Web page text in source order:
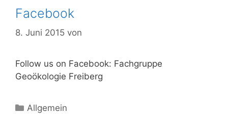
Facebook
8. Juni 2015 von
Follow us on Facebook: Fachgruppe
Geoökologie Freiberg
Kategorien
Allgemein